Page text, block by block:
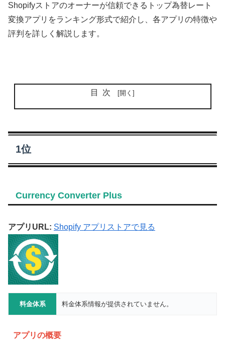
Shopifyストアのオーナーが信頼できるトップ為替レート
変換アプリをランキング形式で紹介し、各アプリの特徴や
評判を詳しく解説します。
目次
1位
Currency Converter Plus
アプリURL: Shopify アプリストアで見る
料金体系 料金体系情報が提供されていません。
アプリの概要